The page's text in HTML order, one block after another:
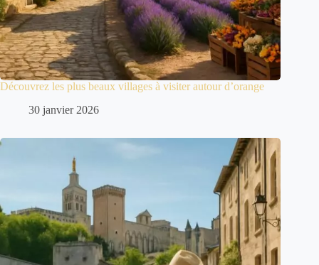
Découvrez les plus beaux villages à visiter autour d’orange
30 janvier 2026